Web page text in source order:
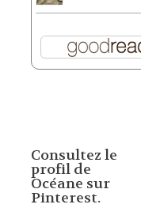
Consultez le
profil de
Océane sur
Pinterest.